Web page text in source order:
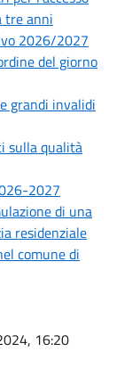
tre anni
2026/2027
del giorno
grandi invalidi
sulla qualità
2027
di una
residenziale
comune di
16:20